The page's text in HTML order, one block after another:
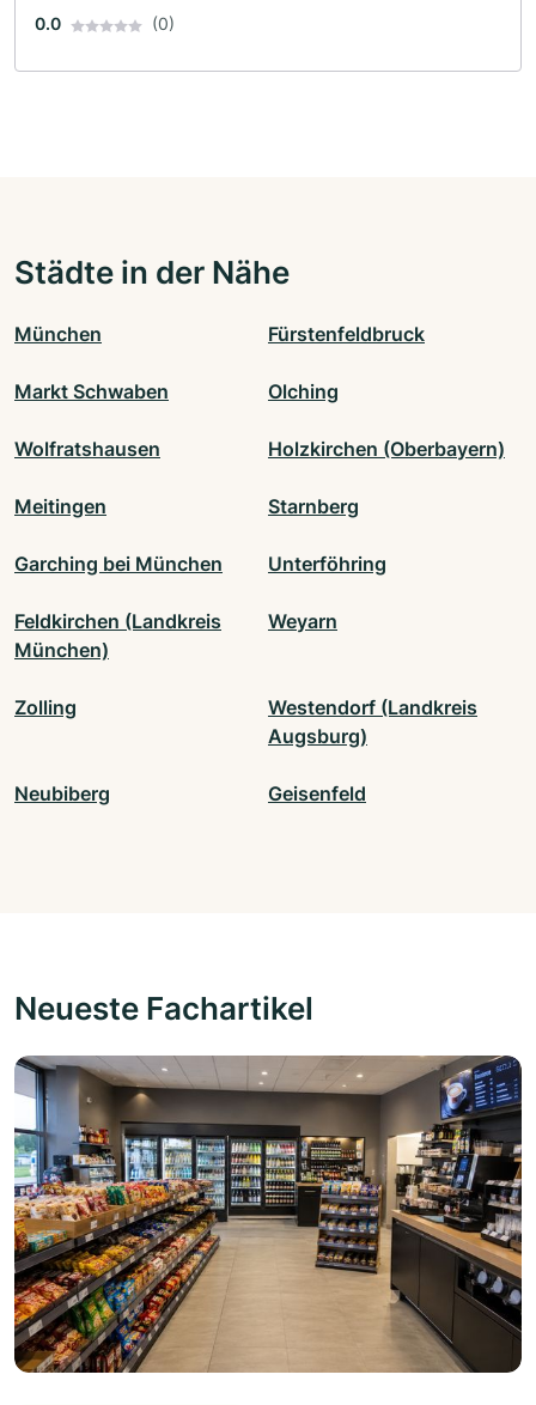
0.0 (0)
Städte in der Nähe
München Fürstenfeldbruck
Markt Schwaben Olching
Wolfratshausen Holzkirchen (Oberbayern)
Meitingen Starnberg
Garching bei München Unterföhring
Feldkirchen (Landkreis
München)
Weyarn
Zolling
Westendorf (Landkreis
Augsburg)
Neubiberg Geisenfeld
Neueste Fachartikel